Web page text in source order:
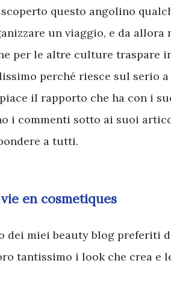
questo angolino
un viaggio, e da
per le altre culture traspare
perché riesce sul serio
il rapporto che ha con i
i commenti sotto ai suoi
a tutti.
en cosmetiques
dei miei beauty blog preferiti
tantissimo i look che crea e